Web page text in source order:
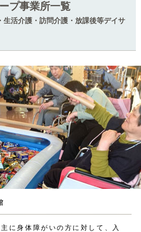
プ事業所一覧
生活介護・訪問介護・放課後等デイサ
に身体障がいの方に対して、入